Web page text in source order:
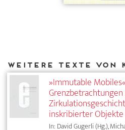
»Immutable
inskribierter Objekte
In: David Gugerli (Hg.),